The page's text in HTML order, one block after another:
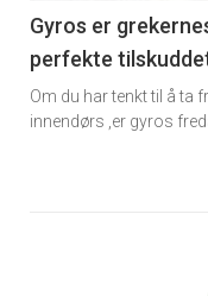
6
Gyros er
perfekte
Om du har tenkt til å ta
innendørs ,er gyros